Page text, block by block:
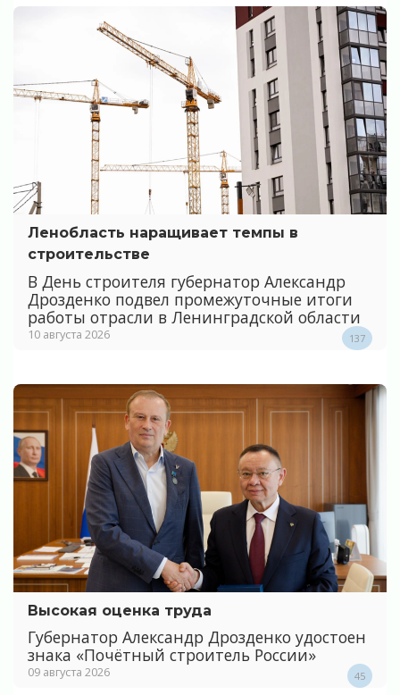
Ленобласть наращивает темпы в
строительстве
В День строителя губернатор Александр
Дрозденко подвел промежуточные итоги
работы отрасли в Ленинградской области
10 августа 2026 137
Высокая оценка труда
Губернатор Александр Дрозденко удостоен
знака «Почётный строитель России»
09 августа 2026 45